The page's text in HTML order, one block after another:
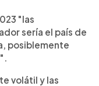
"las
sería el país de
posiblemente
volátil y las